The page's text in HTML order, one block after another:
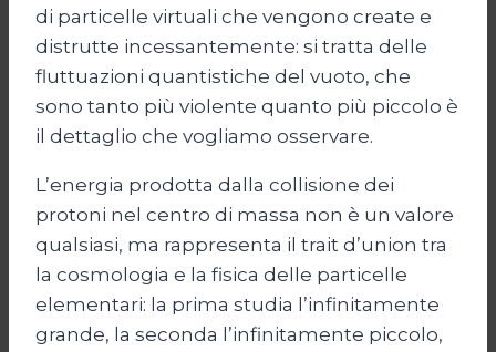
di particelle virtuali che vengono create e
distrutte incessantemente: si tratta delle
fluttuazioni quantistiche del vuoto, che
sono tanto più violente quanto più piccolo è
il dettaglio che vogliamo osservare.
L’energia prodotta dalla collisione dei
protoni nel centro di massa non è un valore
qualsiasi, ma rappresenta il trait d’union tra
la cosmologia e la fisica delle particelle
elementari: la prima studia l’infinitamente
grande, la seconda l’infinitamente piccolo,